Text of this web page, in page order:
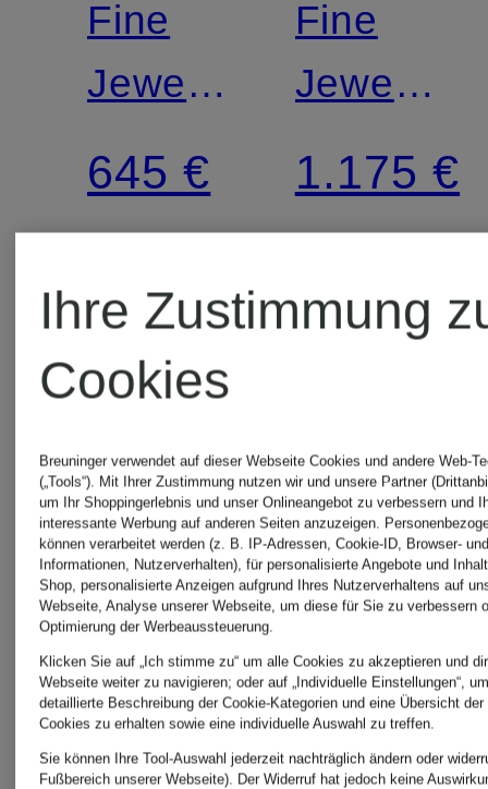
Fine
Jewelry
Ohrringe
BASICS
645 €
Fine
Jewelry
Armband
1.175 €
WEMPE
Fine
WEMPE
Fine
Ihre Zustimmung
Cookies
Breuninger verwendet auf dieser Webseite Cookies und andere Web-
(„Tools“). Mit Ihrer Zustimmung nutzen wir und unsere Partner
um Ihr Shoppingerlebnis und unser Onlineangebot zu verbessern und
interessante Werbung auf anderen Seiten anzuzeigen.
können verarbeitet werden (z. B. IP-Adressen, Cookie-ID, Browser-
Informationen, Nutzerverhalten), für personalisierte Angebote und
Shop, personalisierte Anzeigen aufgrund Ihres Nutzerverhaltens auf
Webseite, Analyse unserer Webseite, um diese für Sie zu verbessern
Optimierung der Werbeaussteuerung.
Klicken Sie auf „Ich stimme zu“ um alle Cookies zu akzeptieren und
Webseite weiter zu navigieren; oder auf „Individuelle Einstellungen“,
detaillierte Beschreibung der Cookie-Kategorien und eine Übersicht
Cookies zu erhalten sowie eine individuelle Auswahl zu treffen.
Sie können Ihre Tool-Auswahl jederzeit nachträglich ändern oder
Fußbereich unserer Webseite). Der Widerruf hat jedoch keine